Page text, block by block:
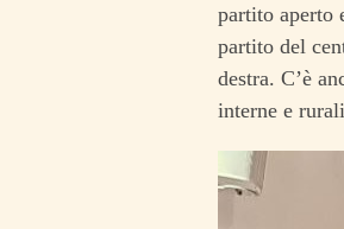
partito aperto
partito del
destra. C’è
interne e